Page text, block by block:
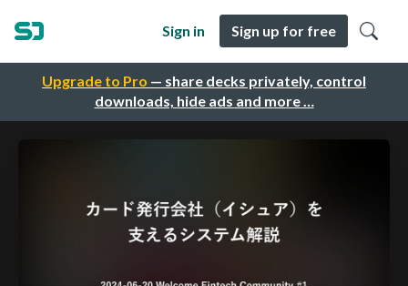
Upgrade to Pro — share decks privately, control
downloads, hide ads and more …
Sign in Sign up for free